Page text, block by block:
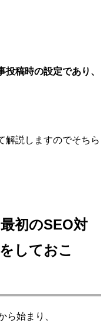
投稿時の設定であり、
解説しますのでそちら
初のSEO対
しておこ
ら始まり、